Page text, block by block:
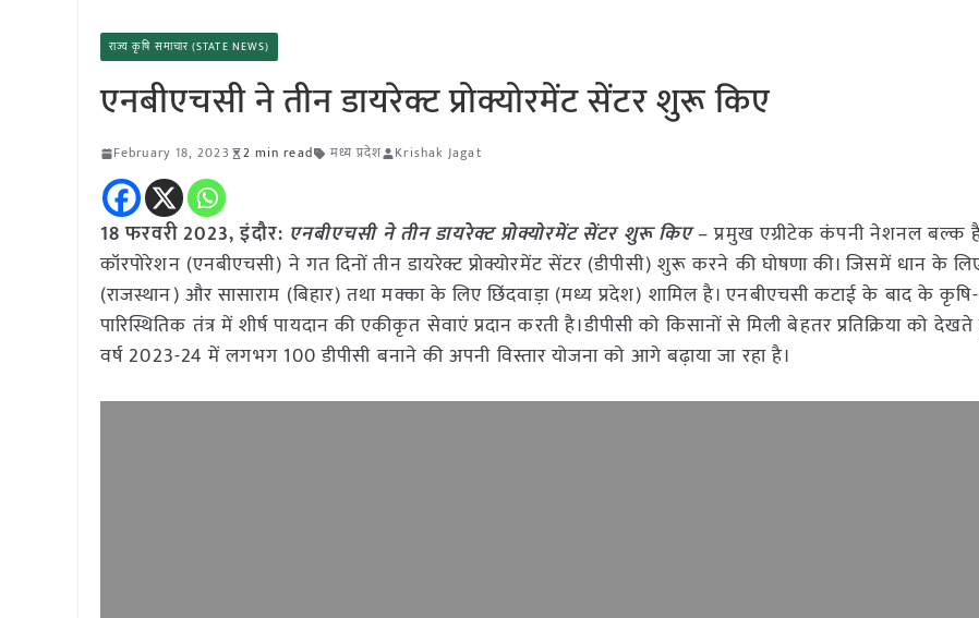
राज्य कृषि समाचार (STATE NEWS)
एनबीएचसी ने तीन डायरेक्ट प्रोक्योरमेंट सेंटर शुरू किए
February 18, 2023 2 min read मध्य प्रदेश Krishak Jagat
18 फरवरी 2023, इंदौर: एनबीएचसी ने तीन डायरेक्ट प्रोक्योरमेंट सेंटर शुरू किए– प्रमुख एग्रीटेक कंपनी नेशनल बल्क
कॉरपोरेशन (एनबीएचसी) ने गत दिनों तीन डायरेक्ट प्रोक्योरमेंट सेंटर (डीपीसी) शुरू करने की घोषणा की। जिसमें धान के
(राजस्थान) और सासाराम (बिहार) तथा मक्का के लिए छिंदवाड़ा (मध्य प्रदेश) शामिल है। एनबीएचसी कटाई के बाद के कृषि-
पारिस्थितिक तंत्र में शीर्ष पायदान की एकीकृत सेवाएं प्रदान करती है।डीपीसी को किसानों से मिली बेहतर प्रतिक्रिया को देखते
वर्ष 2023-24 में लगभग 100 डीपीसी बनाने की अपनी विस्तार योजना को आगे बढ़ाया जा रहा है।